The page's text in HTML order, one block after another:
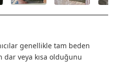
genellikle tam beden
dar veya kısa olduğunu